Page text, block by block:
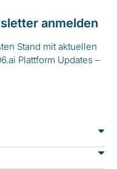
anmelden
Stand mit aktuellen
Plattform Updates –